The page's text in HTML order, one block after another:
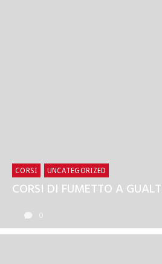
CORSI UNCATEGORIZED
CORSI DI FUMETTO A
0